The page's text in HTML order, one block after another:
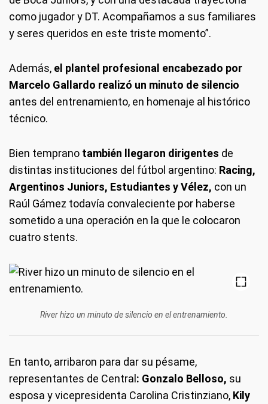
como jugador y DT. Acompañamos a sus familiares
y seres queridos en este triste momento”.
Además, el plantel profesional encabezado por
Marcelo Gallardo realizó un minuto de silencio
antes del entrenamiento, en homenaje al histórico
técnico.
Bien temprano también llegaron dirigentes de
distintas instituciones del fútbol argentino: Racing,
Argentinos Juniors, Estudiantes y Vélez, con un
Raúl Gámez todavía convaleciente por haberse
sometido a una operación en la que le colocaron
cuatro stents.
River hizo un minuto de silencio en el entrenamiento.
En tanto, arribaron para dar su pésame,
representantes de Central : Gonzalo Belloso, su
esposa y vicepresidenta Carolina Cristinziano, Kily